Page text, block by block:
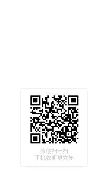
微信扫一扫
手机收听更方便